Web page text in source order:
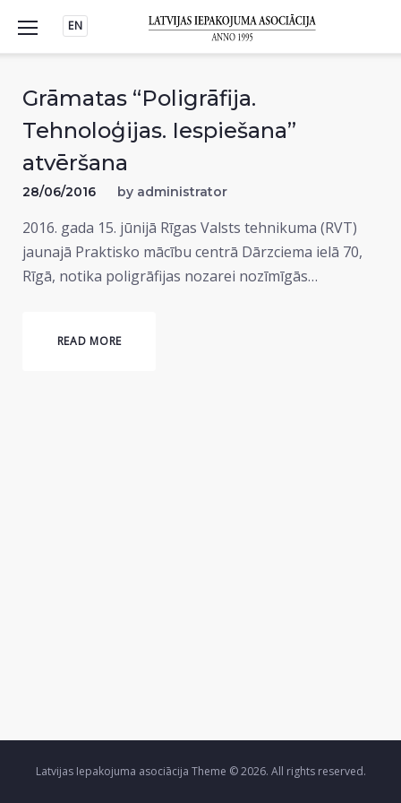
content
EN
Grāmatas “Poligrāfija.
Tehnoloģijas. Iespiešana”
atvēršana
28/06/2016 by administrator
2016. gada 15. jūnijā Rīgas Valsts tehnikuma (RVT)
jaunajā Praktisko mācību centrā Dārzciema ielā 70,
Rīgā, notika poligrāfijas nozarei nozīmīgās…
READ MORE
Latvijas Iepakojuma asociācija Theme © 2026. All rights reserved.